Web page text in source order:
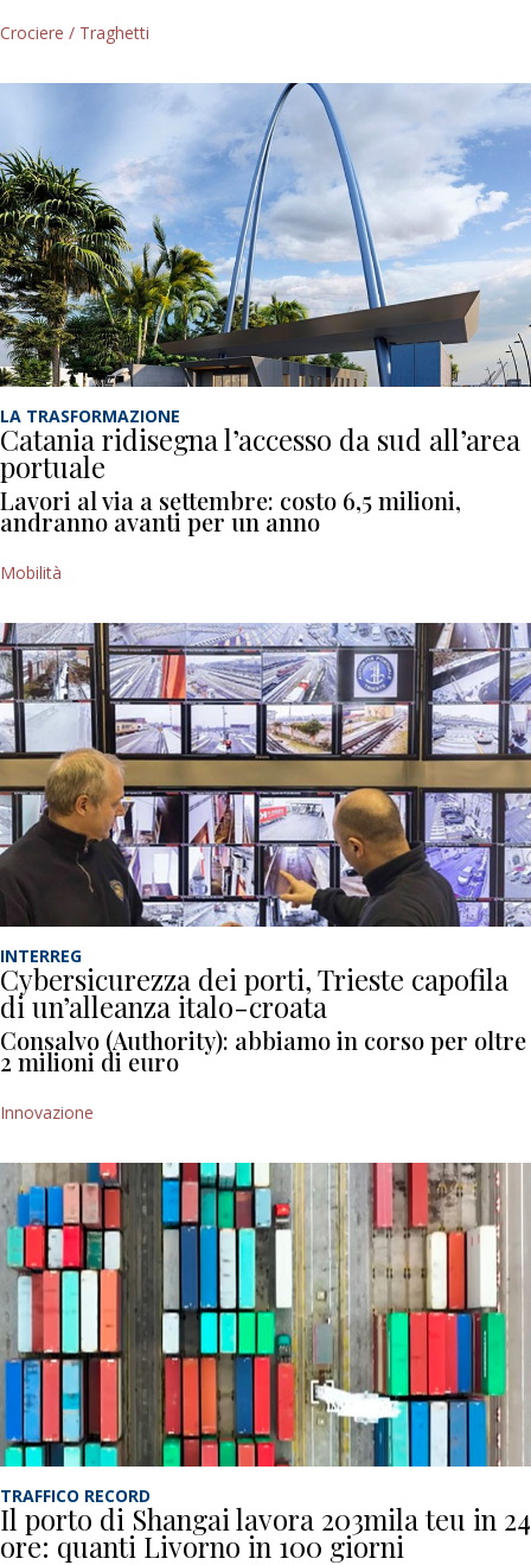
Crociere / Traghetti
LA TRASFORMAZIONE
Catania ridisegna l’accesso da sud all’area
portuale
Lavori al via a settembre: costo 6,5 milioni,
andranno avanti per un anno
Mobilità
INTERREG
Cybersicurezza dei porti, Trieste capofila
di un’alleanza italo-croata
Consalvo (Authority): abbiamo in corso per oltre
2 milioni di euro
Innovazione
TRAFFICO RECORD
Il porto di Shangai lavora 203mila teu in 24
ore: quanti Livorno in 100 giorni